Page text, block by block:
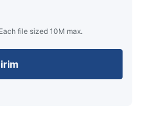
file sized 10M max.